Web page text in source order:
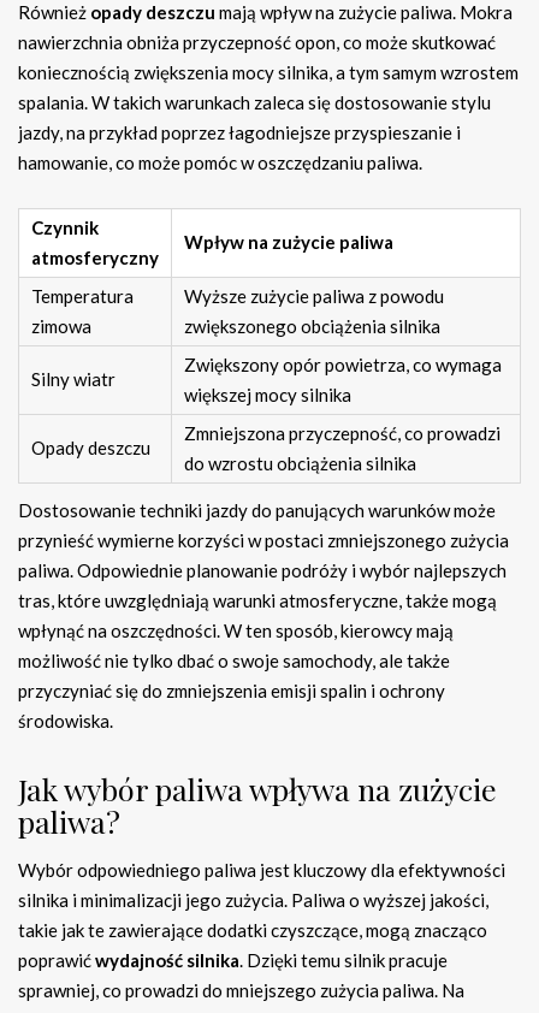
Również opady deszczu mają wpływ na zużycie paliwa. Mokra
nawierzchnia obniża przyczepność opon, co może skutkować
koniecznością zwiększenia mocy silnika, a tym samym wzrostem
spalania. W takich warunkach zaleca się dostosowanie stylu
jazdy, na przykład poprzez łagodniejsze przyspieszanie i
hamowanie, co może pomóc w oszczędzaniu paliwa.
Czynnik
atmosferyczny
Wpływ na zużycie paliwa
Temperatura
zimowa
Wyższe zużycie paliwa z powodu
zwiększonego obciążenia silnika
Silny wiatr
Zwiększony opór powietrza, co wymaga
większej mocy silnika
Opady deszczu
Zmniejszona przyczepność, co prowadzi
do wzrostu obciążenia silnika
Dostosowanie techniki jazdy do panujących warunków może
przynieść wymierne korzyści w postaci zmniejszonego zużycia
paliwa. Odpowiednie planowanie podróży i wybór najlepszych
tras, które uwzględniają warunki atmosferyczne, także mogą
wpłynąć na oszczędności. W ten sposób, kierowcy mają
możliwość nie tylko dbać o swoje samochody, ale także
przyczyniać się do zmniejszenia emisji spalin i ochrony
środowiska.
Jak wybór paliwa wpływa na zużycie
paliwa?
Wybór odpowiedniego paliwa jest kluczowy dla efektywności
silnika i minimalizacji jego zużycia. Paliwa o wyższej jakości,
takie jak te zawierające dodatki czyszczące, mogą znacząco
poprawićwydajność silnika. Dzięki temu silnik pracuje
sprawniej, co prowadzi do mniejszego zużycia paliwa. Na